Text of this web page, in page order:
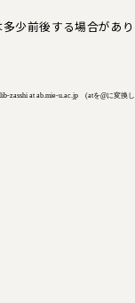
少前後する場合があり
zasshi at ab.mie-u.ac.jp (atを@に変